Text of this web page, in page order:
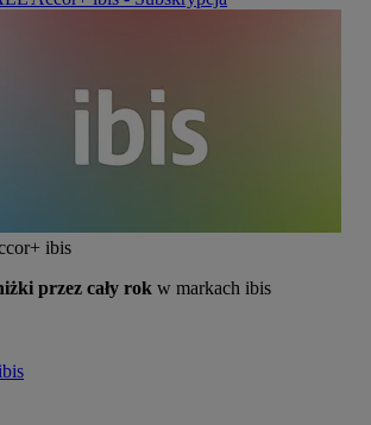
ibis
przez cały rok w markach ibis